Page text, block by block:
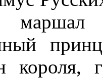
короля,